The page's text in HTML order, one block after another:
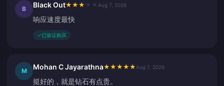
B Black Out★ ★ ★ Aug 7, 2026
响应速度最快
✓已验证购买
M Mohan C Jayarathna★ ★ ★ ★ ★ Aug 7, 2026
挺好的，就是钻石有点贵。